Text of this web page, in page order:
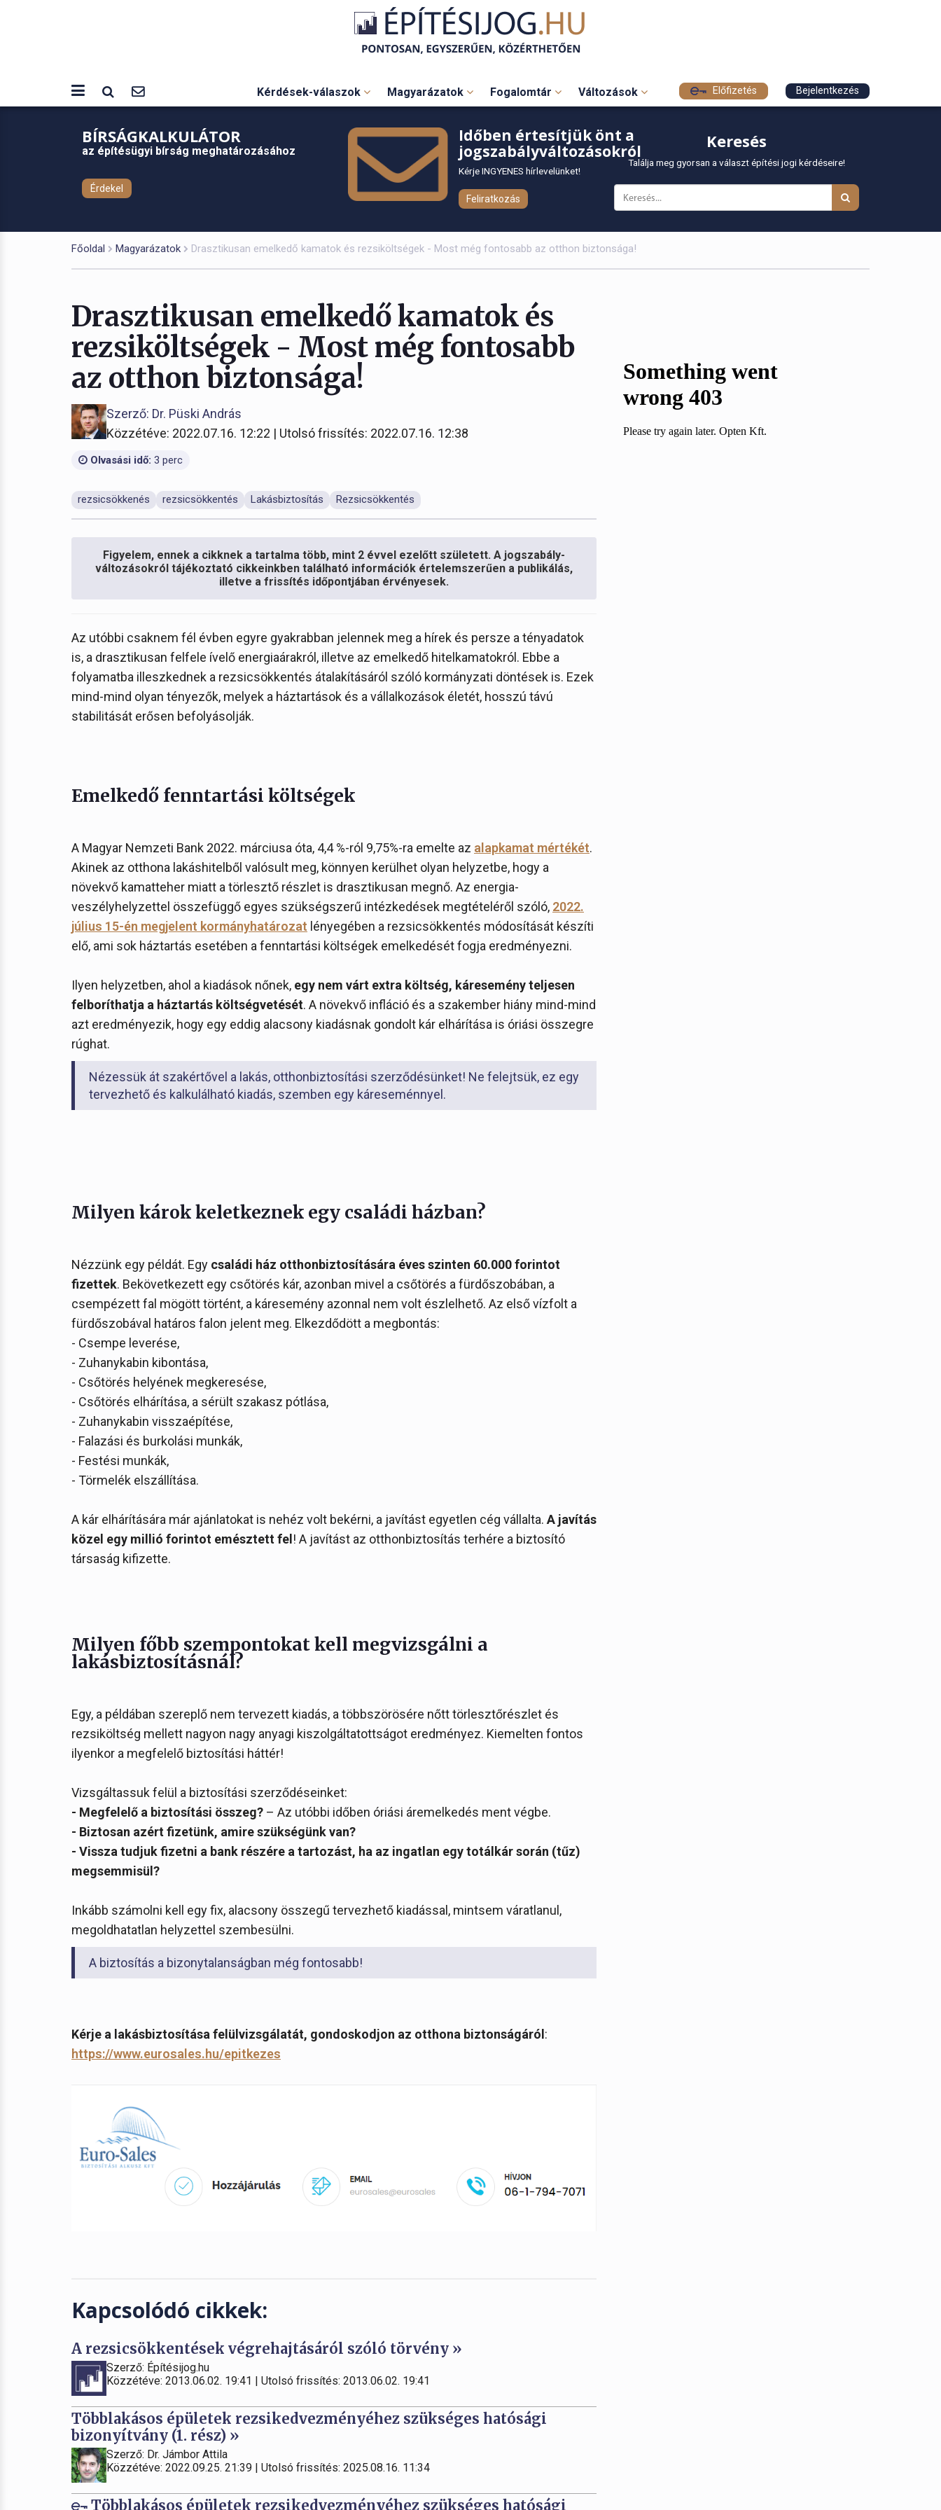
Kérdések-válaszok Magyarázatok Fogalomtár Változások Előfizetés Bejelentkezés
BÍRSÁGKALKULÁTOR
az építésügyi bírság meghatározásához
Érdekel
Időben értesítjük önt a
jogszabályváltozásokról
Kérje INGYENES hírlevelünket!
Feliratkozás
Keresés
Találja meg gyorsan a választ építési jogi kérdéseire!
Főoldal Magyarázatok Drasztikusan emelkedő kamatok és rezsiköltségek - Most még fontosabb az otthon biztonsága!
Drasztikusan emelkedő kamatok és
rezsiköltségek - Most még fontosabb
az otthon biztonsága!
Szerző: Dr. Püski András
Közzétéve: 2022.07.16. 12:22 | Utolsó frissítés: 2022.07.16. 12:38
Olvasási idő: 3 perc
rezsicsökkenés rezsicsökkentés Lakásbiztosítás Rezsicsökkentés
Figyelem, ennek a cikknek a tartalma több, mint 2 évvel ezelőtt született. A jogszabály-
változásokról tájékoztató cikkeinkben található információk értelemszerűen a publikálás,
illetve a frissítés időpontjában érvényesek.
Az utóbbi csaknem fél évben egyre gyakrabban jelennek meg a hírek és persze a tényadatok
is, a drasztikusan felfele ívelő energiaárakról, illetve az emelkedő hitelkamatokról. Ebbe a
folyamatba illeszkednek a rezsicsökkentés átalakításáról szóló kormányzati döntések is. Ezek
mind-mind olyan tényezők, melyek a háztartások és a vállalkozások életét, hosszú távú
stabilitását erősen befolyásolják.
Emelkedő fenntartási költségek
A Magyar Nemzeti Bank 2022. márciusa óta, 4,4 %-ról 9,75%-ra emelte az alapkamat mértékét.
Akinek az otthona lakáshitelből valósult meg, könnyen kerülhet olyan helyzetbe, hogy a
növekvő kamatteher miatt a törlesztő részlet is drasztikusan megnő. Az energia-
veszélyhelyzettel összefüggő egyes szükségszerű intézkedések megtételéről szóló, 2022.
július 15-én megjelent kormányhatározat lényegében a rezsicsökkentés módosítását készíti
elő, ami sok háztartás esetében a fenntartási költségek emelkedését fogja eredményezni.
Ilyen helyzetben, ahol a kiadások nőnek, egy nem várt extra költség, káresemény teljesen
felboríthatja a háztartás költségvetését. A növekvő infláció és a szakember hiány mind-mind
azt eredményezik, hogy egy eddig alacsony kiadásnak gondolt kár elhárítása is óriási összegre
rúghat.
Nézessük át szakértővel a lakás, otthonbiztosítási szerződésünket! Ne felejtsük, ez egy
tervezhető és kalkulálható kiadás, szemben egy káreseménnyel.
Milyen károk keletkeznek egy családi házban?
Nézzünk egy példát. Egy családi ház otthonbiztosítására éves szinten 60.000 forintot
fizettek. Bekövetkezett egy csőtörés kár, azonban mivel a csőtörés a fürdőszobában, a
csempézett fal mögött történt, a káresemény azonnal nem volt észlelhető. Az első vízfolt a
fürdőszobával határos falon jelent meg. Elkezdődött a megbontás:
- Csempe leverése,
- Zuhanykabin kibontása,
- Csőtörés helyének megkeresése,
- Csőtörés elhárítása, a sérült szakasz pótlása,
- Zuhanykabin visszaépítése,
- Falazási és burkolási munkák,
- Festési munkák,
- Törmelék elszállítása.
A kár elhárítására már ajánlatokat is nehéz volt bekérni, a javítást egyetlen cég vállalta. A javítás
közel egy millió forintot emésztett fel ! A javítást az otthonbiztosítás terhére a biztosító
társaság kifizette.
Milyen főbb szempontokat kell megvizsgálni a
lakásbiztosításnál?
Egy, a példában szereplő nem tervezett kiadás, a többszörösére nőtt törlesztőrészlet és
rezsiköltség mellett nagyon nagy anyagi kiszolgáltatottságot eredményez. Kiemelten fontos
ilyenkor a megfelelő biztosítási háttér!
Vizsgáltassuk felül a biztosítási szerződéseinket:
- Megfelelő a biztosítási összeg? – Az utóbbi időben óriási áremelkedés ment végbe.
- Biztosan azért fizetünk, amire szükségünk van?
- Vissza tudjuk fizetni a bank részére a tartozást, ha az ingatlan egy totálkár során (tűz)
megsemmisül?
Inkább számolni kell egy fix, alacsony összegű tervezhető kiadással, mintsem váratlanul,
megoldhatatlan helyzettel szembesülni.
A biztosítás a bizonytalanságban még fontosabb!
Kérje a lakásbiztosítása felülvizsgálatát, gondoskodjon az otthona biztonságáról :
https://www.eurosales.hu/epitkezes
Kapcsolódó cikkek:
A rezsicsökkentések végrehajtásáról szóló törvény »
Szerző: Építésijog.hu
Közzétéve: 2013.06.02. 19:41 | Utolsó frissítés: 2013.06.02. 19:41
Többlakásos épületek rezsikedvezményéhez szükséges hatósági
bizonyítvány (1. rész) »
Szerző: Dr. Jámbor Attila
Közzétéve: 2022.09.25. 21:39 | Utolsó frissítés: 2025.08.16. 11:34
Többlakásos épületek rezsikedvezményéhez szükséges hatósági